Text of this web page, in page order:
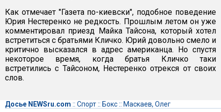
Как отмечает "Газета по-киевски", подобное поведение
Юрия Нестеренко не редкость. Прошлым летом он уже
комментировал приезд Майка Тайсона, который хотел
встретиться с братьями Кличко. Юрий довольно смело и
критично высказался в адрес американца. Но спустя
некоторое время, когда братья Кличко таки
встретились с Тайсоном, Нестеренко отрекся от своих
слов.
Досье NEWSru.com :: Спорт:: Бокс:: Маскаев, Олег